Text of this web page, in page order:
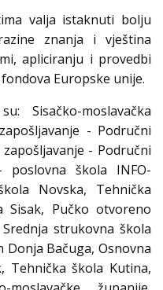
valja istaknuti bolju
znanja i vještina
apliciranju i provedbi
Europske unije.
Sisačko-moslavačka
- Područni
- Područni
škola INFO-
Novska, Tehnička
Sisak, Pučko otvoreno
strukovna škola
Donja Bačuga, Osnovna
Tehnička škola Kutina,